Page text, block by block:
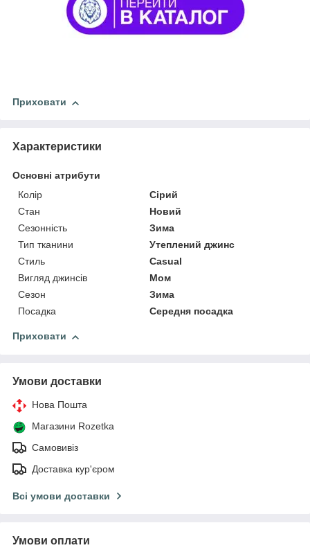
Приховати
Характеристики
Основні атрибути
Колір
Сірий
Стан
Новий
Сезонність
Зима
Тип тканини
Утеплений джинс
Стиль
Casual
Вигляд джинсів
Мом
Сезон
Зима
Посадка
Середня посадка
Приховати
Умови доставки
Нова Пошта
Магазини Rozetka
Самовивіз
Доставка кур'єром
Всі умови доставки
Умови оплати